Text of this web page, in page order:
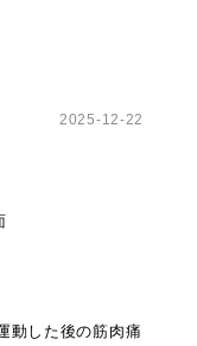
2025-12-22
動した後の筋肉痛